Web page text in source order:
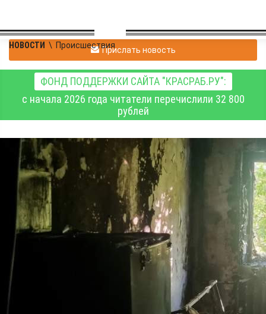
НОВОСТИ \ ПроисшествияПрислать новость
ФОНД ПОДДЕРЖКИ САЙТА "КРАСРАБ.РУ":
с начала 2026 года читатели перечислили 32 800
рублей
В понедельник, 1 июня,
в Красноярском крае
ликвидировали 22
пожара, погибли 2
человека